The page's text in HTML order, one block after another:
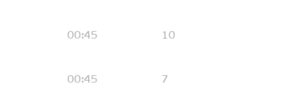
00:45 10
00:45 7